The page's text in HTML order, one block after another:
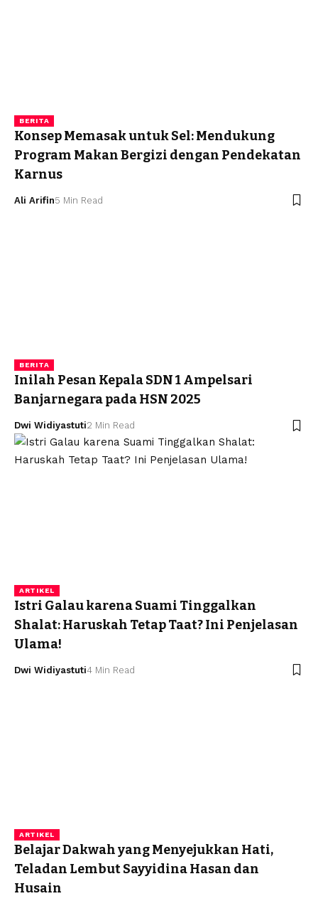
BERITA
Konsep Memasak untuk Sel: Mendukung
Program Makan Bergizi dengan Pendekatan
Karnus
Ali Arifin5 Min Read
BERITA
Inilah Pesan Kepala SDN 1 Ampelsari
Banjarnegara pada HSN 2025
Dwi Widiyastuti2 Min Read
ARTIKEL
Istri Galau karena Suami Tinggalkan
Shalat: Haruskah Tetap Taat? Ini Penjelasan
Ulama!
Dwi Widiyastuti4 Min Read
ARTIKEL
Belajar Dakwah yang Menyejukkan Hati,
Teladan Lembut Sayyidina Hasan dan
Husain